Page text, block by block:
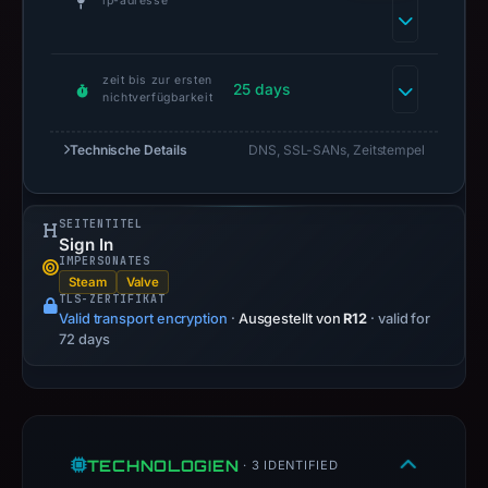
target
Infrastructure
may
bound
zeit bis zur ersten
nichtverfügbarkeit
25 days
Technische Details DNS, SSL-SANs, Zeitstempel
SEITENTITEL
Sign In
IMPERSONATES
Steam Valve
TLS-ZERTIFIKAT
Valid transport encryption · Ausgestellt vonR12 · valid for
72 days
TECHNOLOGIEN · 3 IDENTIFIED